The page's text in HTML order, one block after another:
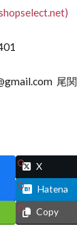
尾関
X
Hatena
Copy